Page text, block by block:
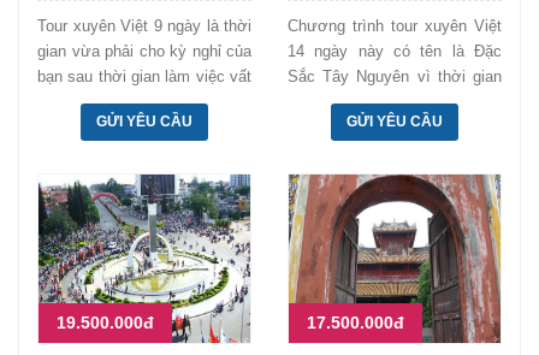
Tour xuyên Việt 9 ngày là thời
gian vừa phải cho kỳ nghỉ của
bạn sau thời gian làm việc vất
vả. Chương trình 9 ngày
xuyên Việt khởi hành từ Hà
Trang, Sài gòn, Vũng Tàu
GỬI YÊU CẦU
Chương trình tour xuyên Việt
14 ngày này có tên là Đặc
Sắc Tây Nguyên vì thời gian
chủ yếu của chúng ta là ở phố
núi Cao Nguyên và Đà Lạt
nhu cầu tìm hiểu văn hóa và
nghỉ dưỡng.
GỬI YÊU CẦU
19.500.000đ 17.500.000đ